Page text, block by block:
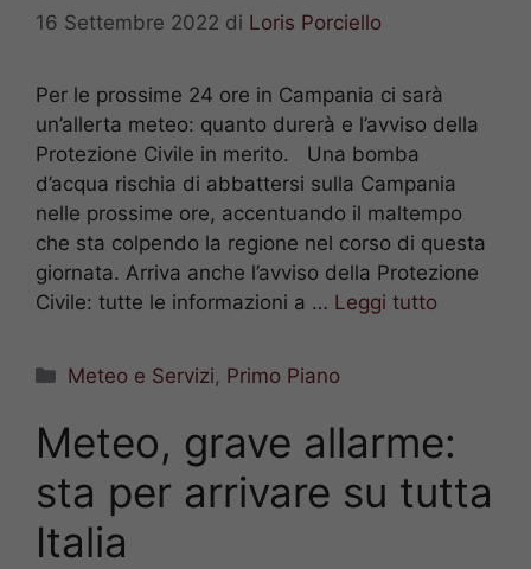
16 Settembre 2022 di Loris Porciello
Per le prossime 24 ore in Campania ci sarà
un’allerta meteo: quanto durerà e l’avviso della
Protezione Civile in merito. Una bomba
d’acqua rischia di abbattersi sulla Campania
nelle prossime ore, accentuando il maltempo
che sta colpendo la regione nel corso di questa
giornata. Arriva anche l’avviso della Protezione
Civile: tutte le informazioni a … Leggi tutto
Categorie
Meteo e Servizi, Primo Piano
Meteo, grave allarme:
sta per arrivare su tutta
Italia